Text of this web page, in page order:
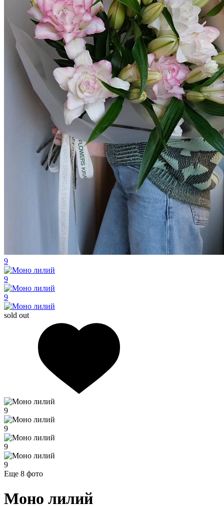
9
9
9
sold out
9
9
9
9
Еще 8 фото
Моно лилий